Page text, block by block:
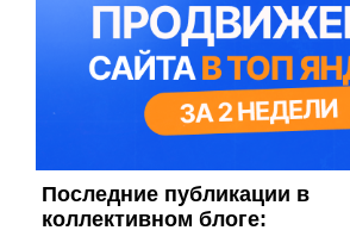
Последние публикации в
коллективном блоге: